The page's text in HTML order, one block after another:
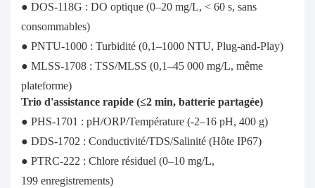
● DOS-118G : DO optique (0–20 mg/L, < 60 s, sans
consommables)
● PNTU-1000 : Turbidité (0,1–1000 NTU, Plug-and-Play)
● MLSS-1708 : TSS/MLSS (0,1–45 000 mg/L, même
plateforme)
Trio d'assistance rapide (≤2 min, batterie partagée)
● PHS-1701 : pH/ORP/Température (-2–16 pH, 400 g)
● DDS-1702 : Conductivité/TDS/Salinité (Hôte IP67)
● PTRC-222 : Chlore résiduel (0–10 mg/L,
199 enregistrements)